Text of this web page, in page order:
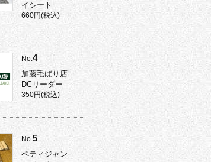
イシート
660円(税込)
No.4
加藤毛ばり店
DCリーダー
350円(税込)
No.5
ペティジャン